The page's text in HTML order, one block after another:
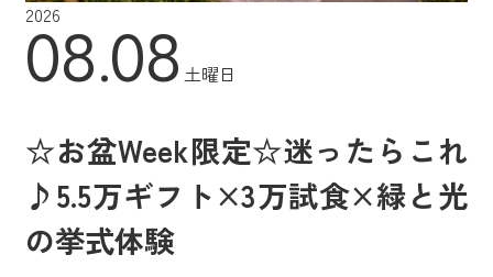
2026
08.08 土曜日
☆お盆Week限定☆迷ったらこれ
♪5.5万ギフト×3万試食×緑と光
の挙式体験